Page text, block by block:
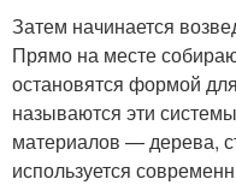
Затем начинается
Прямо на месте
остановятся формой
называются эти
материалов — дерева,
используется